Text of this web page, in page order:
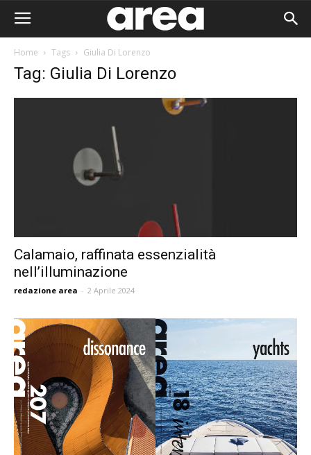
Home Tags Giulia Di Lorenzo
Tag: Giulia Di Lorenzo
Calamaio, raffinata essenzialità
nell’illuminazione
redazione area - 2 Aprile 2024